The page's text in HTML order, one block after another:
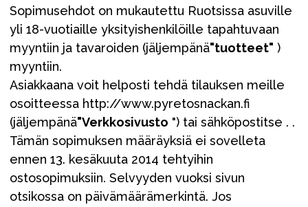
Sopimusehdot on mukautettu Ruotsissa asuville
yli 18-vuotiaille yksityishenkilöille tapahtuvaan
myyntiin ja tavaroiden (jäljempänä"tuotteet" )
myyntiin.
Asiakkaana voit helposti tehdä tilauksen meille
osoitteessa http://www.pyretosnackan.fi
(jäljempänä"Verkkosivusto ") tai sähköpostitse . .
Tämän sopimuksen määräyksiä ei sovelleta
ennen 13. kesäkuuta 2014 tehtyihin
ostosopimuksiin. Selvyyden vuoksi sivun
otsikossa on päivämäärämerkintä. Jos